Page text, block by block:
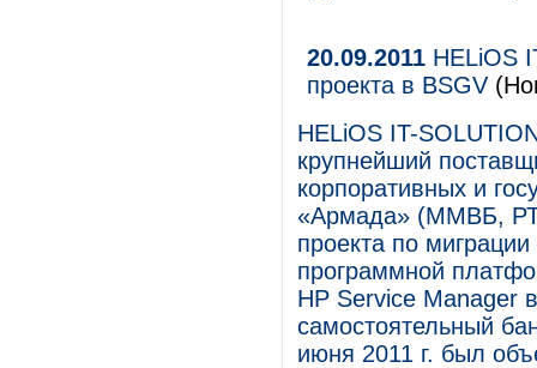
20.09.2011 HELiOS
проекта в BSGV
HELiOS IT-
крупнейший
корпоративных и
«Армада» (ММВБ,
проекта по
программной
HP Service Manager
самостоятельный
июня 2011 г. был